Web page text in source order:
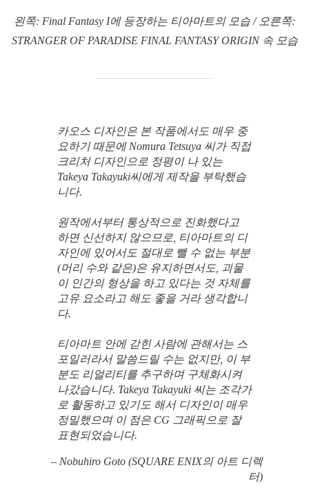
왼쪽: Final Fantasy I에 등장하는 티아마트의 모습 / 오른쪽:
STRANGER OF PARADISE FINAL FANTASY ORIGIN 속 모습
카오스 디자인은 본 작품에서도 매우 중
요하기 때문에 Nomura Tetsuya 씨가 직접
크리처 디자인으로 정평이 나 있는
Takeya Takayuki씨에게 제작을 부탁했습
니다.
원작에서부터 통상적으로 진화했다고
하면 신선하지 않으므로, 티아마트의 디
자인에 있어서도 절대로 뺄 수 없는 부분
(머리 수와 같은)은 유지하면서도, 괴물
이 인간의 형상을 하고 있다는 것 자체를
고유 요소라고 해도 좋을 거라 생각합니
다.
티아마트 안에 갇힌 사람에 관해서는 스
포일러라서 말씀드릴 수는 없지만, 이 부
분도 리얼리티를 추구하며 구체화시켜
나갔습니다. Takeya Takayuki 씨는 조각가
로 활동하고 있기도 해서 디자인이 매우
정밀했으며 이 점은 CG 그래픽으로 잘
표현되었습니다.
– Nobuhiro Goto (SQUARE ENIX의 아트 디렉
터)